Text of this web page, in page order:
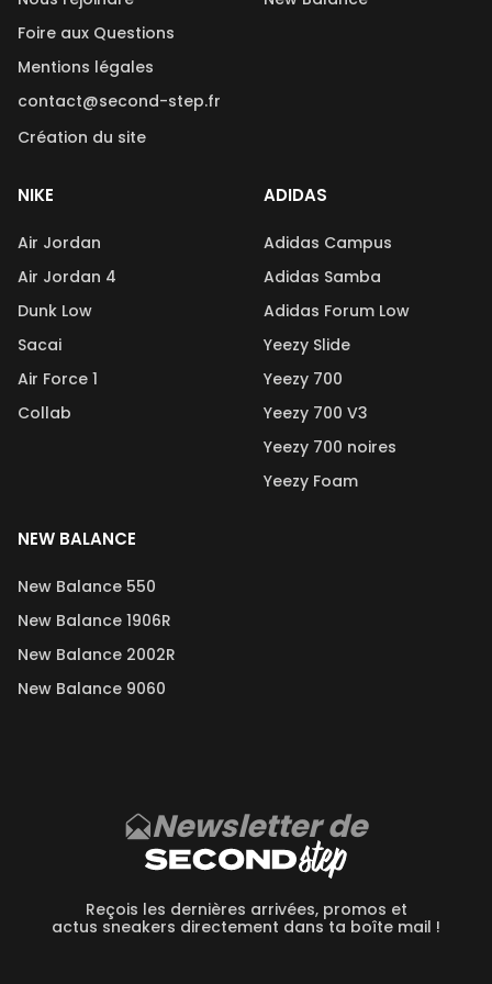
Foire aux Questions
Mentions légales
contact@second-step.fr
Création du site
NIKE
Air Jordan
Air Jordan 4
Dunk Low
Sacai
Air Force 1
Collab
ADIDAS
Adidas Campus
Adidas Samba
Adidas Forum Low
Yeezy Slide
Yeezy 700
Yeezy 700 V3
Yeezy 700 noires
Yeezy Foam
NEW BALANCE
New Balance 550
New Balance 1906R
New Balance 2002R
New Balance 9060
Newsletter de
Reçois les dernières arrivées, promos et
actus sneakers directement dans ta boîte mail !